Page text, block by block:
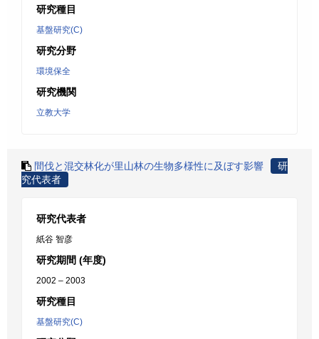
研究種目
基盤研究(C)
研究分野
環境保全
研究機関
立教大学
間伐と混交林化が里山林の生物多様性に及ぼす影響
研
究代表者
研究代表者
紙谷 智彦
研究期間 (年度)
2002 – 2003
研究種目
基盤研究(C)